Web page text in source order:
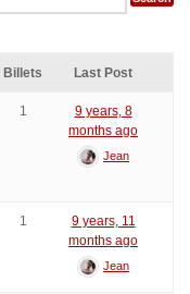
Billets Last Post
1
9 years, 8
months ago
Jean
1
9 years, 11
months ago
Jean